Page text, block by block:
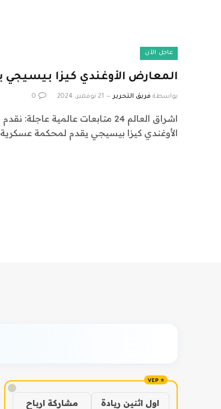
عاجل الآن
المعارض الأوغندي كيزا
بواسطة فريق التحرير 21 نوفمبر، 2024 0
الأوغندي كيزا بيسيجي يقدم لمحكمة
!
اول اثنين ريادة
مشاركة ارباح